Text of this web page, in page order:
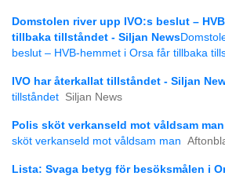
Domstolen river upp IVO:s beslut –
tillbaka tillståndet - Siljan News
beslut – HVB-hemmet i Orsa får tillbaka
IVO har återkallat tillståndet - Siljan
tillståndet Siljan News
Polis sköt verkanseld mot våldsam
sköt verkanseld mot våldsam man
Lista: Svaga betyg för besöksmålen i